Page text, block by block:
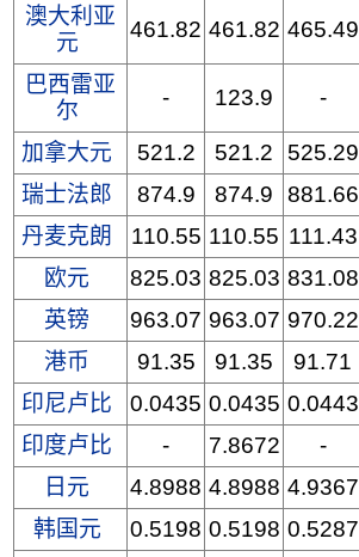
澳大利亚
元
461.82 461.82 465.49
巴西雷亚
尔
- 123.9 -
加拿大元 521.2 521.2 525.29
瑞士法郎
874.9 874.9 881.66
丹麦克朗
110.55 110.55 111.43
欧元
825.03 825.03 831.08
英镑
963.07 963.07 970.22
港币
91.35 91.35 91.71
印尼卢比
0.0435 0.0435 0.0443
印度卢比
- 7.8672 -
日元
4.8988 4.8988 4.9367
韩国元
0.5198 0.5198 0.5287